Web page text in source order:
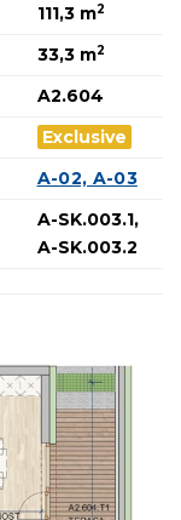
111,3 m2
33,3 m2
A2.604
Exclusive
A-02, A-03
A-SK.003.1,
A-SK.003.2